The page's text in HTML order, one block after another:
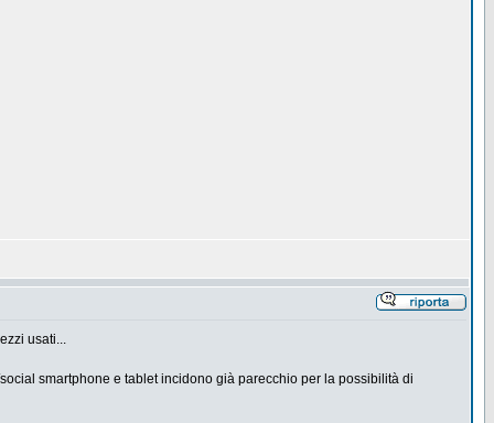
usati...
smartphone e tablet incidono già parecchio per la possibilità di